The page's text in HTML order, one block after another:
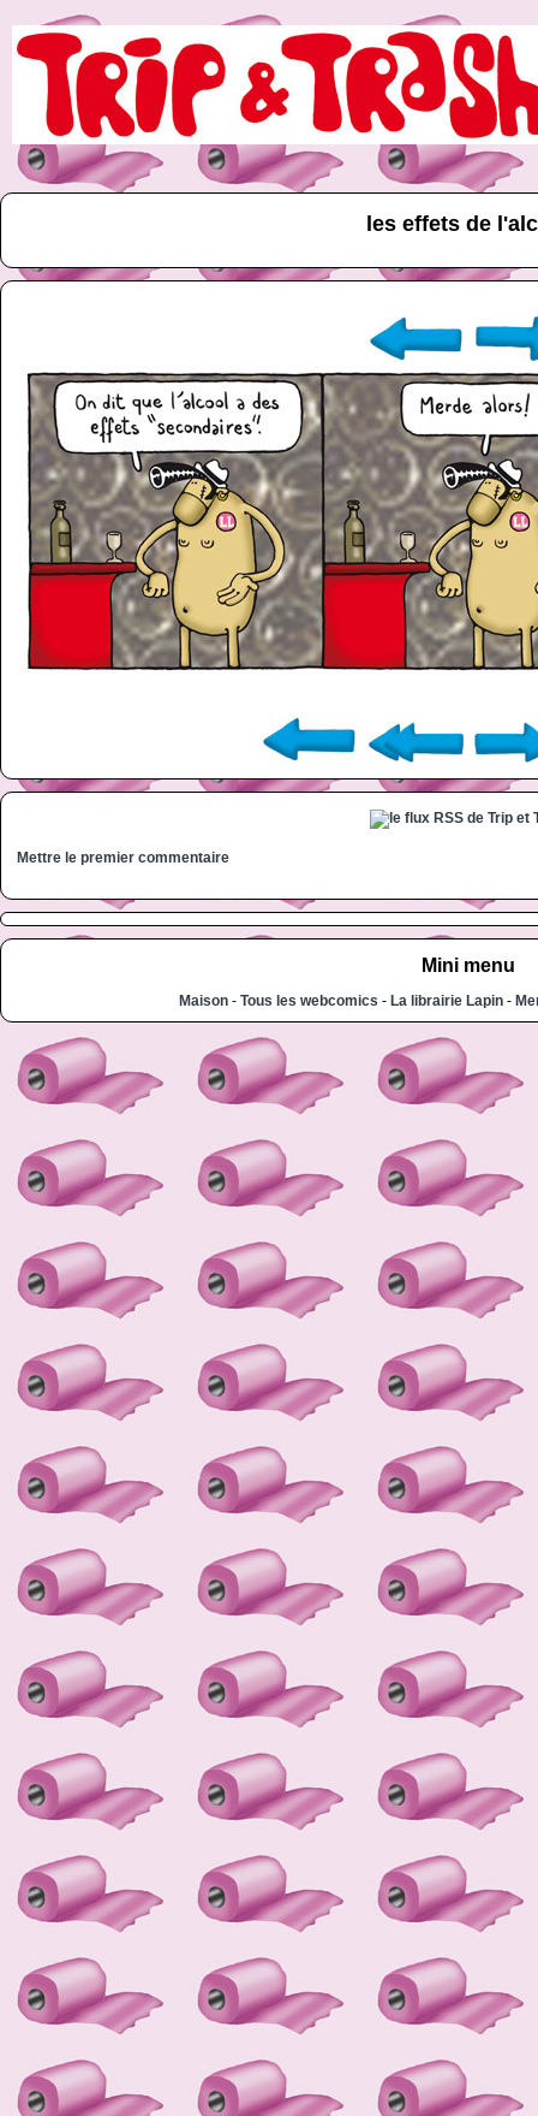
les effets de
Mettre le premier commentaire
Mini menu
Maison- Tous les webcomics - La librairie Lapin-